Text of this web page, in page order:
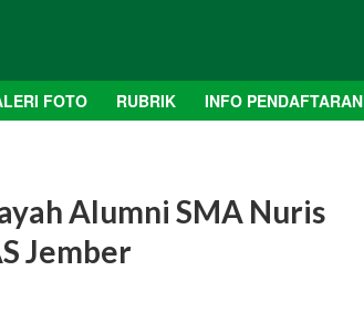
FOTO RUBRIK INFO PENDAFTARAN
Alumni SMA Nuris
Jember